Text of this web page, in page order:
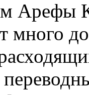
Арефы
много